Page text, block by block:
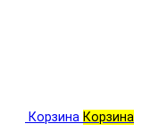
Корзина Корзина